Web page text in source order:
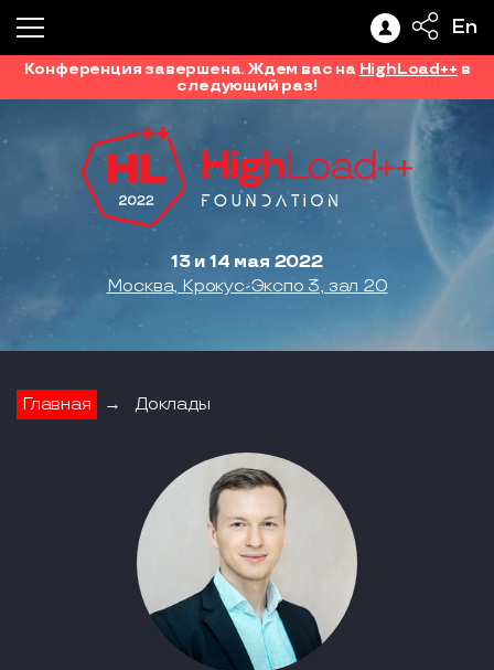
En
Конференция завершена. Ждем вас на HighLoad++ в
следующий раз!
13 и 14 мая 2022
Москва, Крокус-Экспо 3, зал 20
Главная → Доклады